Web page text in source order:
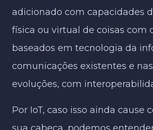
adicionado com capacidades
física ou virtual de coisas com
baseados em tecnologia da
comunicações existentes e
evoluções, com
Por IoT, caso isso ainda cause
sua cabeça, podemos